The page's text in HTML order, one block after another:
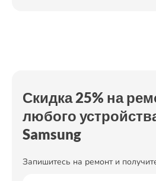
Ремонт платы управления
Промывка водяного фильтра
Скидка 25% на
любого
Samsung
Запишитесь на ремонт и
Ремонт